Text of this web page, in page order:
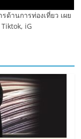
ด้านการท่องเที่ยว เผย
iG